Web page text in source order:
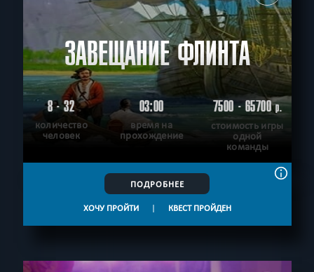
ЗАВЕЩАНИЕ ФЛИНТА
8 - 32
количество
человек
03:00
время на
прохождение
7500 - 65700р.
стоимость игры
одной
команды
ПОДРОБНЕЕ
ХОЧУ ПРОЙТИ | КВЕСТ ПРОЙДЕН